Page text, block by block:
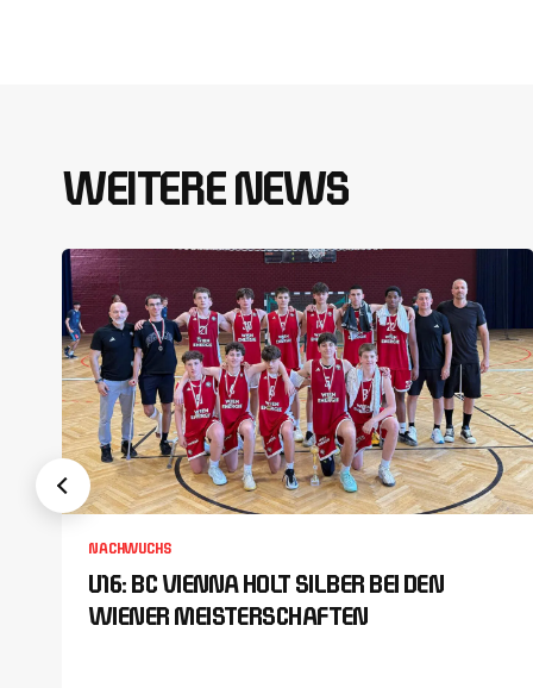
WEITERE NEWS
NACHWUCHS
U16: BC VIENNA HOLT SILBER BEI DEN
WIENER MEISTERSCHAFTEN